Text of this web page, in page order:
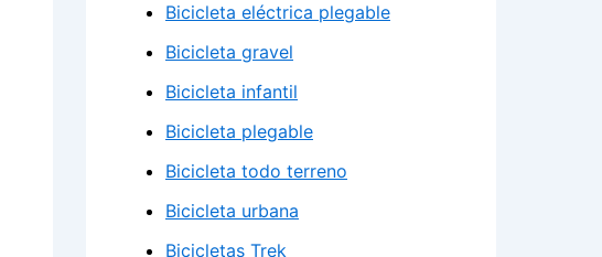
Bicicleta eléctrica plegable
Bicicleta gravel
Bicicleta infantil
Bicicleta plegable
Bicicleta todo terreno
Bicicleta urbana
Bicicletas Trek